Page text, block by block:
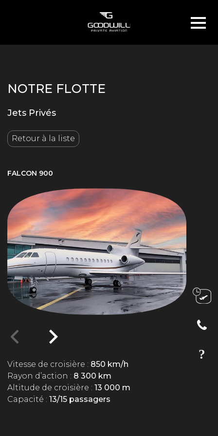
NOTRE FLOTTE
Jets Privés
Retour à la liste
FALCON 900
Vitesse de croisière : 850 km/h
Rayon d’action : 8 300 km
Altitude de croisière : 13 000 m
Capacité : 13/15 passagers